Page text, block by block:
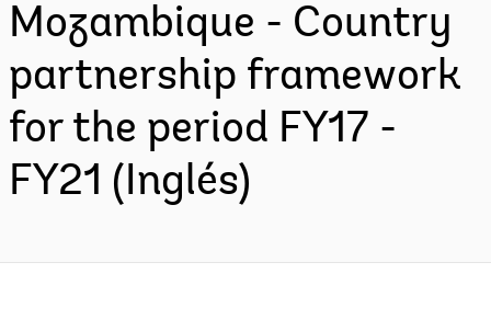
Mozambique - Country
partnership framework
for the period FY17 -
FY21 (Inglés)